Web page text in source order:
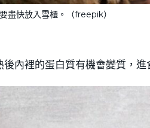
盡快放入雪櫃。（freepik）
內裡的蛋白質有機會變質，進